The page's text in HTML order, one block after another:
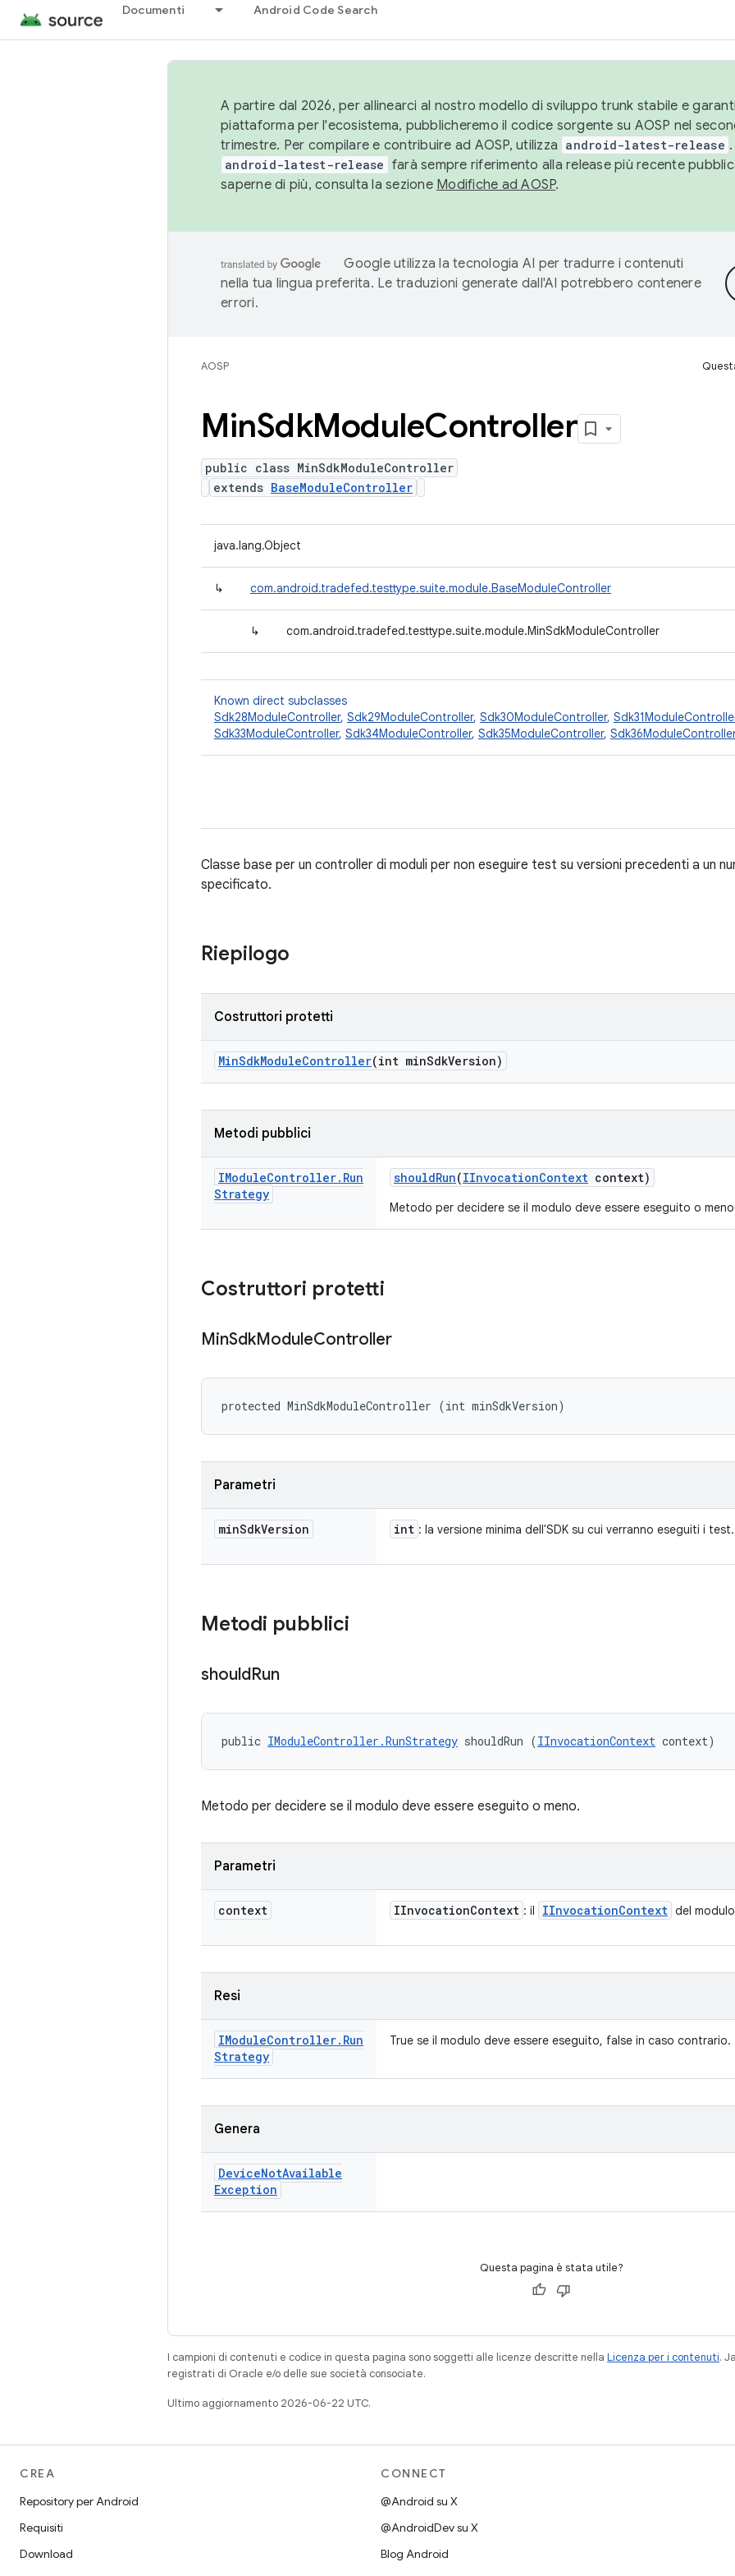
Documenti Android Code Search
A partire dal 2026, per allinearci al nostro modello di sviluppo trunk stabile e
piattaforma per l'ecosistema, pubblicheremo il codice sorgente su AOSP nel
trimestre. Per compilare e contribuire ad AOSP, utilizza android-latest-release
android-latest-release farà sempre riferimento alla release più recente
saperne di più, consulta la sezione Modifiche ad AOSP.
Google utilizza la tecnologia AI per tradurre i contenuti
nella tua lingua preferita. Le traduzioni generate dall'AI potrebbero contenere
errori.
AOSP
MinSdkModuleController
public class MinSdkModuleController
extends BaseModuleController
java.lang.Object
↳ com.android.tradefed.testtype.suite.module.BaseModuleController
↳ com.android.tradefed.testtype.suite.module.MinSdkModuleController
Known direct subclasses
Sdk28ModuleController, Sdk29ModuleController, Sdk30ModuleController,
Sdk33ModuleController, Sdk34ModuleController, Sdk35ModuleController, Sdk36ModuleController
Classe base per un controller di moduli per non eseguire test su versioni precedenti a un
specificato.
Riepilogo
Costruttori protetti
MinSdkModuleController(int minSdkVersion)
Metodi pubblici
IModuleController. Run
Strategy
shouldRun(IInvocationContext context)
Metodo per decidere se il modulo deve essere eseguito o
Costruttori protetti
MinSdkModuleController
protected MinSdkModuleController (int minSdkVersion)
Parametri
minSdkVersion int : la versione minima dell'SDK su cui verranno eseguiti i test.
Metodi pubblici
shouldRun
public IModuleController.RunStrategy shouldRun (IInvocationContext context)
Metodo per decidere se il modulo deve essere eseguito o meno.
Parametri
context IInvocationContext : il IInvocationContext del modulo
Resi
IModuleController. Run
Strategy
True se il modulo deve essere eseguito, false in caso contrario.
Genera
DeviceNotAvailable
Exception
Questa pagina è stata utile?
I campioni di contenuti e codice in questa pagina sono soggetti alle licenze descritte nella Licenza per i contenuti.
registrati di Oracle e/o delle sue società consociate.
Ultimo aggiornamento 2026-06-22 UTC.
CREA
Repository per Android
Requisiti
Download
CONNECT
@Android su X
@AndroidDev su X
Blog Android